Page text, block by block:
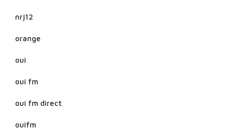
nrj12
orange
oui
oui fm
oui fm direct
ouifm